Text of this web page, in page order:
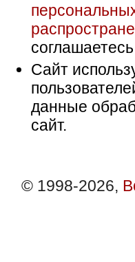
Сайт
данные
сайт.
© 1998-2026,